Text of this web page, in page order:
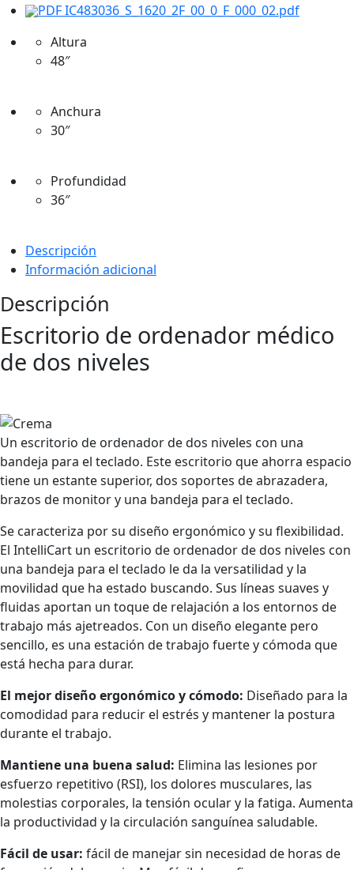
PDF IC483036_S_1620_2F_00_0_F_000_02.pdf
Altura
48″
Anchura
30″
Profundidad
36″
Descripción
Información adicional
Descripción
Escritorio de ordenador médico
de dos niveles
Un escritorio de ordenador de dos niveles con una
bandeja para el teclado. Este escritorio que ahorra espacio
tiene un estante superior, dos soportes de abrazadera,
brazos de monitor y una bandeja para el teclado.
Se caracteriza por su diseño ergonómico y su flexibilidad.
El IntelliCart un escritorio de ordenador de dos niveles con
una bandeja para el teclado le da la versatilidad y la
movilidad que ha estado buscando. Sus líneas suaves y
fluidas aportan un toque de relajación a los entornos de
trabajo más ajetreados. Con un diseño elegante pero
sencillo, es una estación de trabajo fuerte y cómoda que
está hecha para durar.
El mejor diseño ergonómico y cómodo: Diseñado para la
comodidad para reducir el estrés y mantener la postura
durante el trabajo.
Mantiene una buena salud: Elimina las lesiones por
esfuerzo repetitivo (RSI), los dolores musculares, las
molestias corporales, la tensión ocular y la fatiga. Aumenta
la productividad y la circulación sanguínea saludable.
Fácil de usar: fácil de manejar sin necesidad de horas de